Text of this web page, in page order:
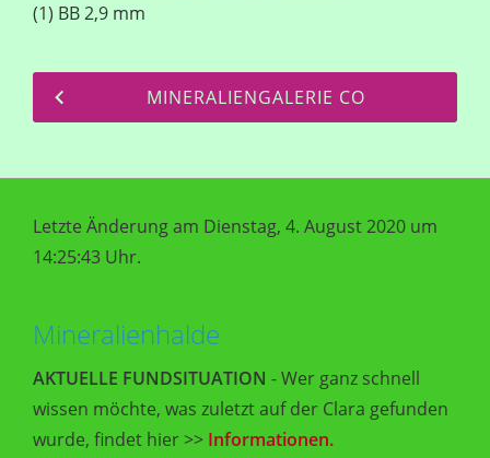
(1) BB 2,9 mm
MINERALIENGALERIE CO
Letzte Änderung am Dienstag, 4. August 2020 um
14:25:43 Uhr.
Mineralienhalde
AKTUELLE FUNDSITUATION - Wer ganz schnell
wissen möchte, was zuletzt auf der Clara gefunden
wurde, findet hier >> Informationen.